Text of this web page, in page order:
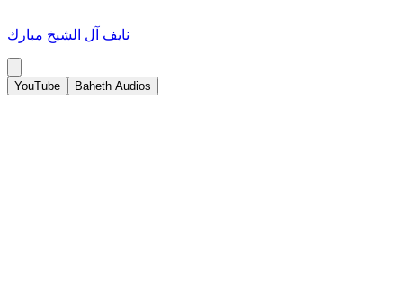
نايف آل الشيخ مبارك
YouTube Baheth Audios